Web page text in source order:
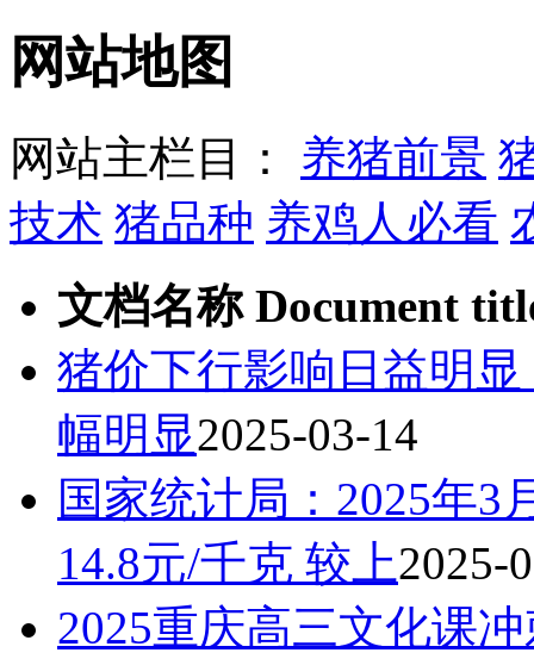
网站地图
网站主栏目： 养猪前景
技术 猪品种 养鸡人必看
文档名称 Document
猪价下行影响日益明
幅明显2025-03-14
国家统计局：2025年3
14.8元/千克 较上2025-
2025重庆高三文化课